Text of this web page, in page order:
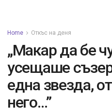
Home Откъс на деня
„Макар да бе
усещаше
една звезда,
него…”